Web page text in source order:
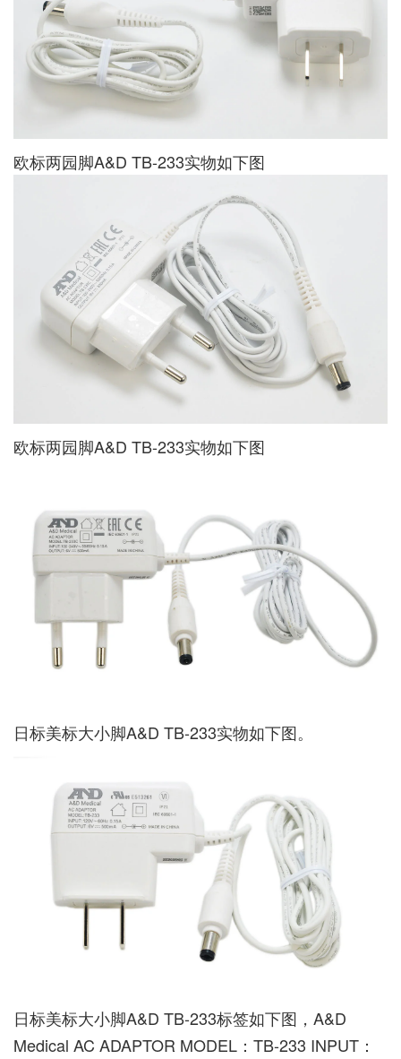
欧标两园脚A&D TB-233实物如下图
欧标两园脚A&D TB-233实物如下图
日标美标大小脚A&D TB-233实物如下图。
日标美标大小脚A&D TB-233标签如下图，A&D
Medical AC ADAPTOR MODEL：TB-233 INPUT：